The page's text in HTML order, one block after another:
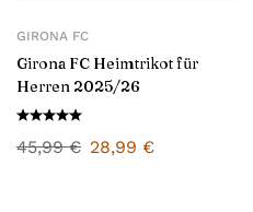
GIRONA FC
Girona FC Heimtrikot für
Herren 2025/26
45,99€ 28,99 €